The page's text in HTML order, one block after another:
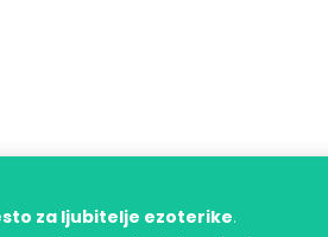
za ljubitelje ezoterike.